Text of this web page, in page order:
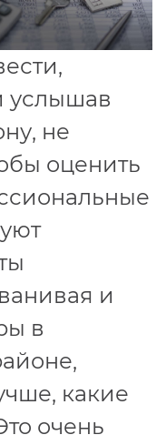
услышав
не
оценить
и
в
какие
очень